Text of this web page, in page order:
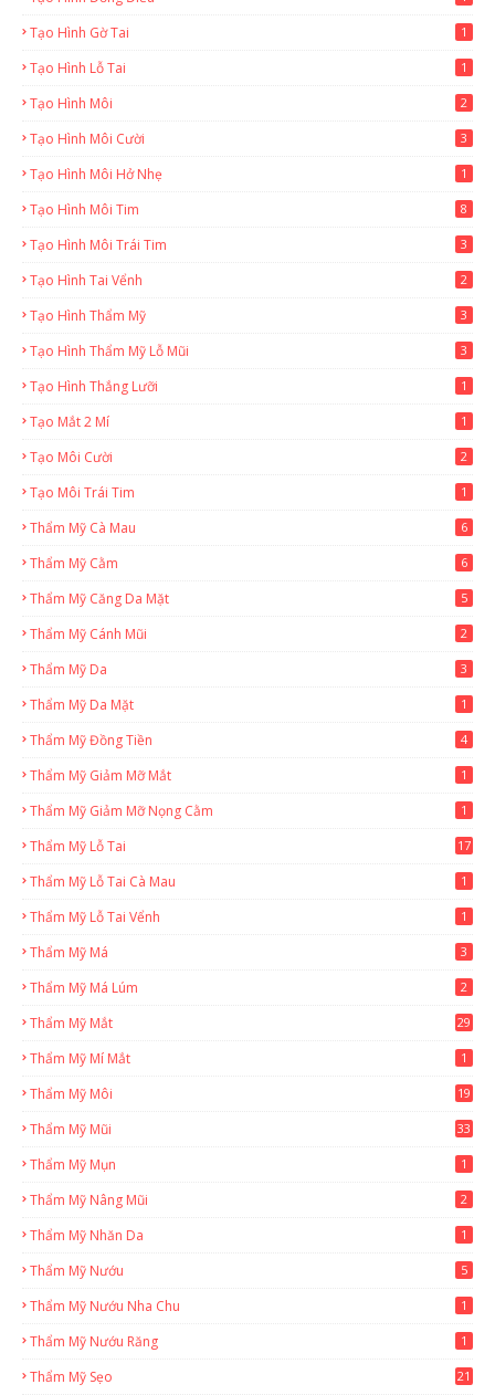
Tạo Hình Gờ Tai 1
Tạo Hình Lỗ Tai 1
Tạo Hình Môi 2
Tạo Hình Môi Cười 3
Tạo Hình Môi Hở Nhẹ 1
Tạo Hình Môi Tim 8
Tạo Hình Môi Trái Tim 3
Tạo Hình Tai Vểnh 2
Tạo Hình Thẩm Mỹ 3
Tạo Hình Thẩm Mỹ Lỗ Mũi 3
Tạo Hình Thắng Lưỡi 1
Tạo Mắt 2 Mí 1
Tạo Môi Cười 2
Tạo Môi Trái Tim 1
Thẩm Mỹ Cà Mau 6
Thẩm Mỹ Cằm 6
Thẩm Mỹ Căng Da Mặt 5
Thẩm Mỹ Cánh Mũi 2
Thẩm Mỹ Da 3
Thẩm Mỹ Da Mặt 1
Thẩm Mỹ Đồng Tiền 4
Thẩm Mỹ Giảm Mỡ Mắt 1
Thẩm Mỹ Giảm Mỡ Nọng Cằm 1
Thẩm Mỹ Lỗ Tai 17
Thẩm Mỹ Lỗ Tai Cà Mau 1
Thẩm Mỹ Lỗ Tai Vểnh 1
Thẩm Mỹ Má 3
Thẩm Mỹ Má Lúm 2
Thẩm Mỹ Mắt 29
Thẩm Mỹ Mí Mắt 1
Thẩm Mỹ Môi 19
Thẩm Mỹ Mũi 33
Thẩm Mỹ Mụn 1
Thẩm Mỹ Nâng Mũi 2
Thẩm Mỹ Nhăn Da 1
Thẩm Mỹ Nướu 5
Thẩm Mỹ Nướu Nha Chu 1
Thẩm Mỹ Nướu Răng 1
Thẩm Mỹ Sẹo 21